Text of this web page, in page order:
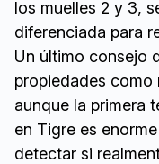
los muelles 2 y 3,
diferenciada para
Un último consejo
propiedades como
aunque la primera
en Tigre es
detectar si